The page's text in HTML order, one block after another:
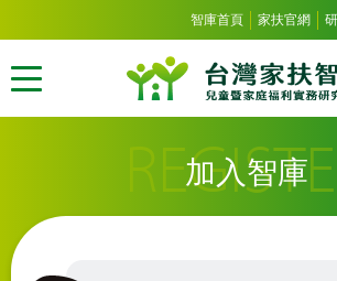
智庫首頁 家扶官網
加入智庫